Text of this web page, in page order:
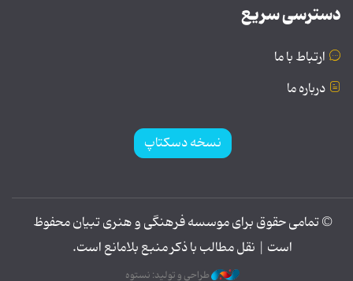
دسترسی سریع
ارتباط با ما
درباره ما
نسخه دسکتاپ
© تمامی حقوق برای موسسه فرهنگی و هنری تبیان محفوظ
است | نقل مطالب با ذکر منبع بلامانع است.
طراحی و تولید: نستوه